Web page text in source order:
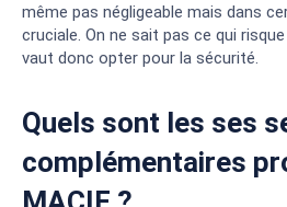
même pas négligeable mais dans
cruciale. On ne sait pas ce qui
vaut donc opter pour la sécurité.
Quels sont les ses
complémentaires